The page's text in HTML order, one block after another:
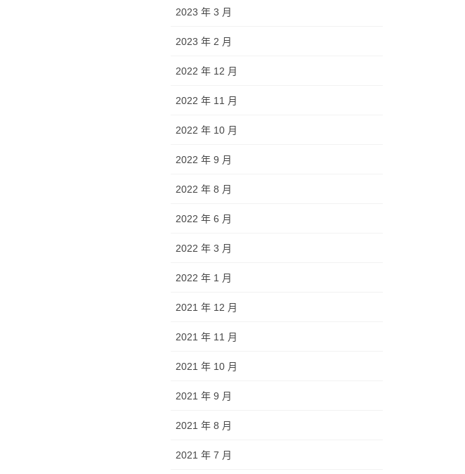
2023 年 3 月
2023 年 2 月
2022 年 12 月
2022 年 11 月
2022 年 10 月
2022 年 9 月
2022 年 8 月
2022 年 6 月
2022 年 3 月
2022 年 1 月
2021 年 12 月
2021 年 11 月
2021 年 10 月
2021 年 9 月
2021 年 8 月
2021 年 7 月